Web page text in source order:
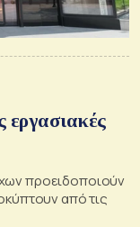
εργασιακές
προειδοποιούν
από τις